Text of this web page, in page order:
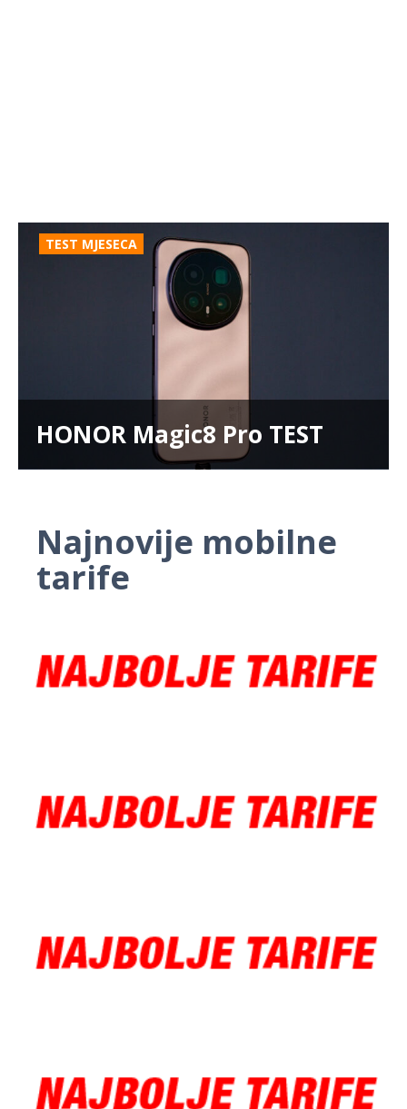
TEST MJESECA
HONOR Magic8 Pro TEST
Najnovije mobilne
tarife